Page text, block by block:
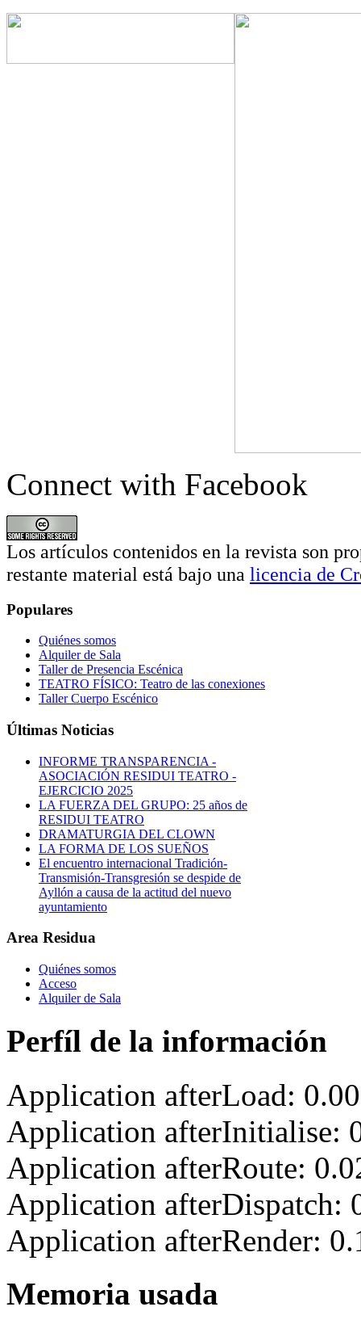
Connect with Facebook
Los artículos contenidos en la revista son
restante material está bajo una licencia de
Populares
Quiénes somos
Alquiler de Sala
Taller de Presencia Escénica
TEATRO FÍSICO: Teatro de las conexiones
Taller Cuerpo Escénico
Últimas Noticias
INFORME TRANSPARENCIA -
ASOCIACIÓN RESIDUI TEATRO -
EJERCICIO 2025
LA FUERZA DEL GRUPO: 25 años de
RESIDUI TEATRO
DRAMATURGIA DEL CLOWN
LA FORMA DE LOS SUEÑOS
El encuentro internacional Tradición-
Transmisión-Transgresión se despide de
Ayllón a causa de la actitud del nuevo
ayuntamiento
Area Residua
Quiénes somos
Acceso
Alquiler de Sala
Perfíl de la información
Application afterLoad:
Application afterInitialise:
Application afterRoute:
Application afterDispatch:
Application afterRender:
Memoria usada